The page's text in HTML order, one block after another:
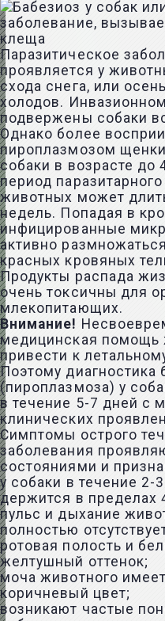
Паразитическое
проявляется у
схода снега, или
холодов.
подвержены собаки
Однако более
пироплазмозом
собаки в возрасте до
период
животных может
недель. Попадая в
инфицированные
активно
красных кровяных
Продукты распада
очень токсичны для
млекопитающих.
Внимание!
медицинская помощь
привести к
Поэтому диагностика
(пироплазмоза) у
в течение 5-7 дней с
клинических
Симптомы острого
заболевания
состояниями и
у собаки в течение 2-
держится в пределах
пульс и дыхание
полностью
ротовая полость и
желтушный оттенок;
моча животного
коричневый цвет;
возникают частые